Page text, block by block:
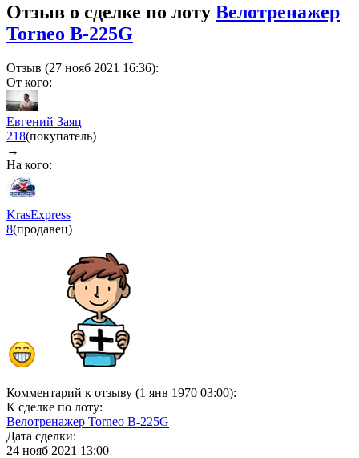
Отзыв о сделке по лоту Велотренажер
Torneo B-225G
Отзыв (27 нояб 2021 16:36):
От кого:
Евгений Заяц
218(покупатель)
→
На кого:
KrasExpress
8(продавец)
Комментарий к отзыву (1 янв 1970 03:00):
К сделке по лоту:
Велотренажер Torneo B-225G
Дата сделки:
24 нояб 2021 13:00